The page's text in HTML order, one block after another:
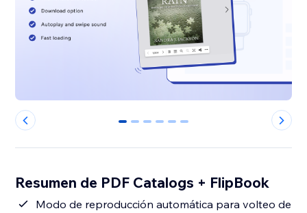
0 1 2 3 4 5
Resumen de PDF Catalogs + FlipBook
Modo de reproducción automática para volteo de